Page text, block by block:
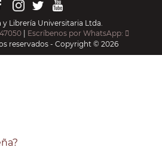
Librería Universitaria Ltda.
| Escríbenos por WhatsApp:
reservados - Copyright © 2026